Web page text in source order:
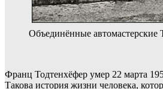
Объединённые автомастерские
Франц Тодтенхёфер умер 22 марта
Такова история жизни человека,